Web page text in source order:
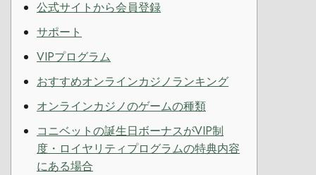
公式サイトから会員登録
サポート
VIPプログラム
おすすめオンラインカジノランキング
オンラインカジノのゲームの種類
コニベットの誕生日ボーナスがVIP制
度・ロイヤリティプログラムの特典内容
にある場合